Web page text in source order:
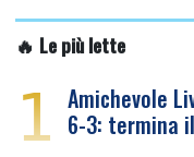
🔥 Le più lette
1 Amichevole
6-3: termina